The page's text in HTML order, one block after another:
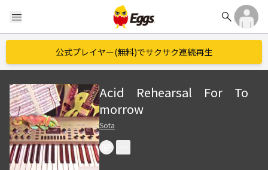
menu search
公式プレイヤー(無料)でサクサク連続再生
Acid Rehearsal For To
morrow
Sota